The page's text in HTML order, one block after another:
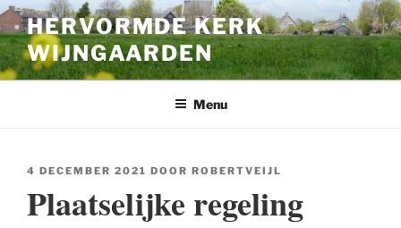
Ga
naar
de
inhoud
HERVORMDE KERK
WIJNGAARDEN
Menu
GEPLAATST
4 DECEMBER 2021 DOOR ROBERTVEIJL
Plaatselijke regeling